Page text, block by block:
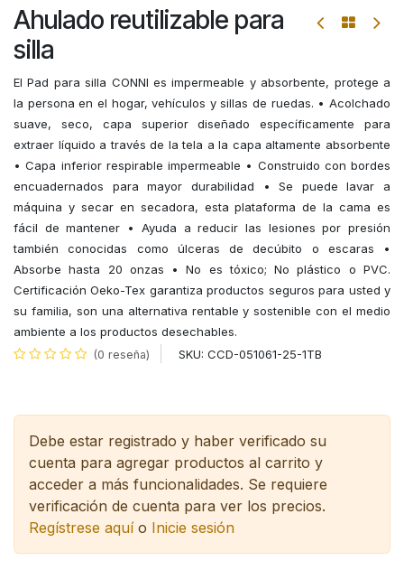
Ahulado reutilizable para
silla
El Pad para silla CONNI es impermeable y absorbente, protege a
la persona en el hogar, vehículos y sillas de ruedas. • Acolchado
suave, seco, capa superior diseñado específicamente para
extraer líquido a través de la tela a la capa altamente absorbente
• Capa inferior respirable impermeable • Construido con bordes
encuadernados para mayor durabilidad • Se puede lavar a
máquina y secar en secadora, esta plataforma de la cama es
fácil de mantener • Ayuda a reducir las lesiones por presión
también conocidas como úlceras de decúbito o escaras •
Absorbe hasta 20 onzas • No es tóxico; No plástico o PVC.
Certificación Oeko-Tex garantiza productos seguros para usted y
su familia, son una alternativa rentable y sostenible con el medio
ambiente a los productos desechables.
(0 reseña) SKU: CCD-051061-25-1TB
Debe estar registrado y haber verificado su
cuenta para agregar productos al carrito y
acceder a más funcionalidades. Se requiere
verificación de cuenta para ver los precios.
Regístrese aquío Inicie sesión